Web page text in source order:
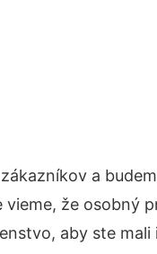
a
že osobný
aby ste